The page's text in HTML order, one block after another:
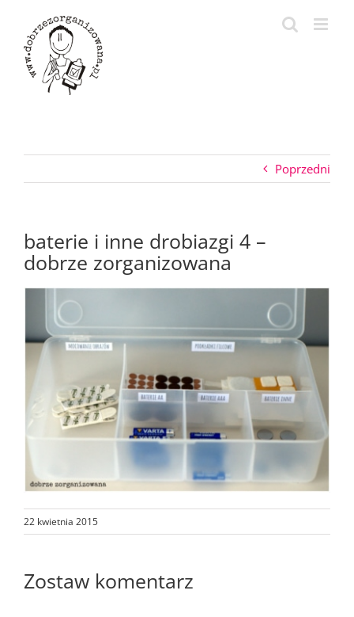
zawartości
Poprzedni
baterie i inne drobiazgi 4 –
dobrze zorganizowana
22 kwietnia 2015
Zostaw komentarz